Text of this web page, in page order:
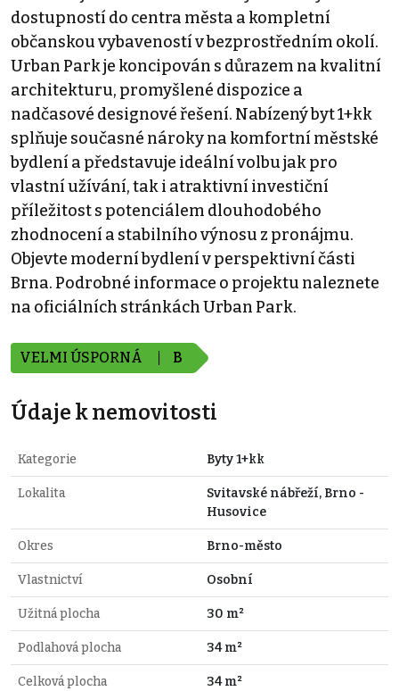
dostupností do centra města a kompletní
občanskou vybaveností v bezprostředním okolí.
Urban Park je koncipován s důrazem na kvalitní
architekturu, promyšlené dispozice a
nadčasové designové řešení. Nabízený byt 1+kk
splňuje současné nároky na komfortní městské
bydlení a představuje ideální volbu jak pro
vlastní užívání, tak i atraktivní investiční
příležitost s potenciálem dlouhodobého
zhodnocení a stabilního výnosu z pronájmu.
Objevte moderní bydlení v perspektivní části
Brna. Podrobné informace o projektu naleznete
na oficiálních stránkách Urban Park.
VELMI ÚSPORNÁ B
Údaje k nemovitosti
Kategorie Byty 1+kk
Lokalita
Svitavské nábřeží, Brno -
Husovice
Okres Brno-město
Vlastnictví Osobní
Užitná plocha 30 m²
Podlahová plocha 34 m²
Celková plocha 34 m²